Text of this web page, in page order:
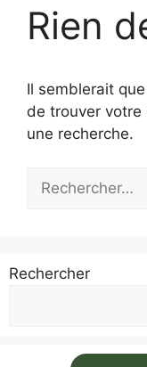
Rien
Il semblerait
de trouver votre
une recherche.
Rechercher :
Rechercher